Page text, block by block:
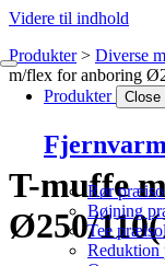
Videre til indhold
Produkter Close
Rør
Bøjning
Tee
Reduktion
Produkter Diverse
m/flex for anboring
T-muffe
Ø250/